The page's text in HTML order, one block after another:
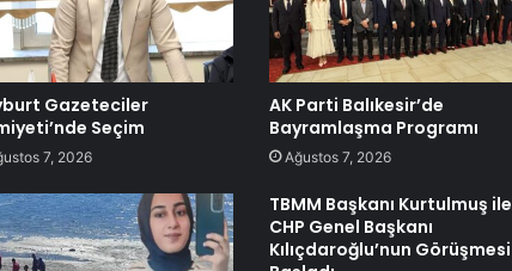
Gazeteciler
Seçim
7, 2026
AK Parti Balıkesir’de
Bayramlaşma Programı
Ağustos 7, 2026
TBMM Başkanı Kurtulmuş ile
CHP Genel Başkanı
Kılıçdaroğlu’nun Görüşmesi